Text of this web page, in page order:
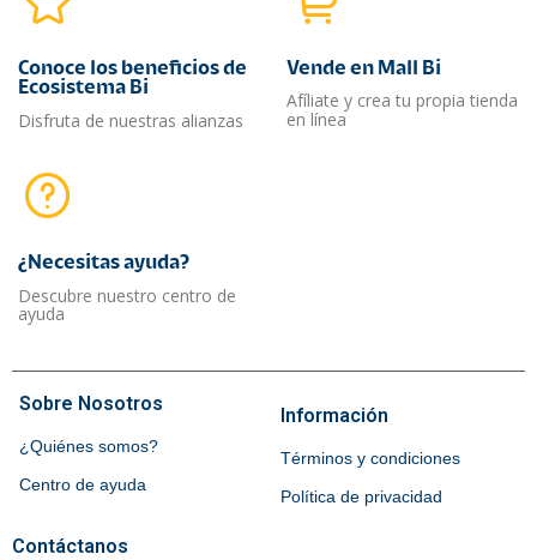
Conoce los beneficios de
Ecosistema Bi
Disfruta de nuestras alianzas
Vende en Mall Bi
Afíliate y crea tu propia tienda
en línea
¿Necesitas ayuda?​
Descubre nuestro centro de
ayuda
Sobre Nosotros
¿Quiénes somos?
Centro de ayuda
Información
Términos y condiciones
Política de privacidad
Contáctanos